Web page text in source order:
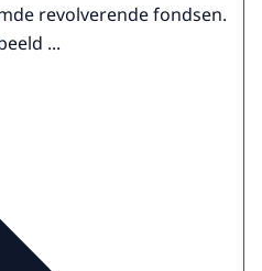
revolverende fondsen.
...